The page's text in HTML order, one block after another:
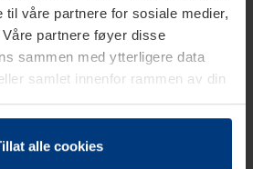
våre partnere for sosiale medier,
partnere føyer disse
sammen med ytterligere data
samlet innenfor rammen av din
informasjonskapsler på din
er absolutt nødvendig for drift av
alle cookies